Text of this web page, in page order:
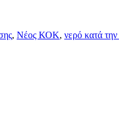
, Νέος ΚΟΚ, νερό κατά